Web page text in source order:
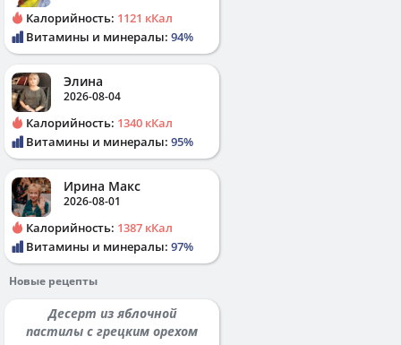
Калорийность: 1121 кКал
Витамины и минералы: 94%
Элина
2026-08-04
Калорийность: 1340 кКал
Витамины и минералы: 95%
Ирина Макс
2026-08-01
Калорийность: 1387 кКал
Витамины и минералы: 97%
Новые рецепты
Десерт из яблочной
пастилы с грецким орехом